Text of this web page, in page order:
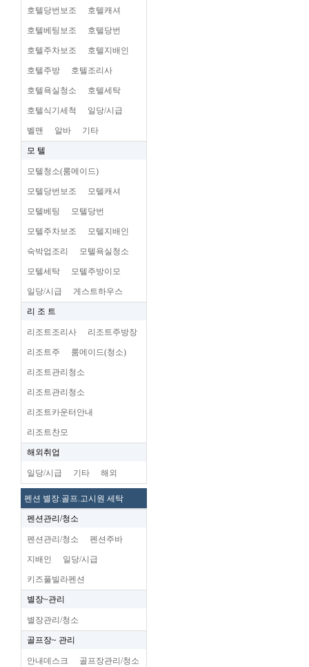
호텔당번보조 호텔캐셔
호텔베팅보조 호텔당번
호텔주차보조 호텔지배인
호텔주방 호텔조리사
호텔욕실청소 호텔세탁
호텔식기세척 일당/시급
벨맨 알바 기타
모 텔
모텔청소(룸메이드)
모텔당번보조 모텔캐셔
모텔베팅 모텔당번
모텔주차보조 모텔지배인
숙박업조리 모텔욕실청소
모텔세탁 모텔주방이모
일당/시급 게스트하우스
리 조 트
리조트조리사 리조트주방장
리조트주 룸메이드(청소)
리조트관리청소
리조트관리청소
리조트카운터안내
리조트찬모
해외취업
일당/시급 기타 해외
펜션 별장.골프.고시원 세탁
펜션관리/청소
펜션관리/청소 펜션주바
지배인 일당/시급
키즈풀빌라펜션
별장~관리
별장관리/청소
골프장~ 관리
안내데스크 골프장관리/청소